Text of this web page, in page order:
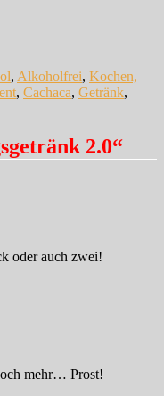
, Alkoholfrei, Kochen,
, Cachaca, Getränk,
2.0“
oder auch zwei!
mehr… Prost!